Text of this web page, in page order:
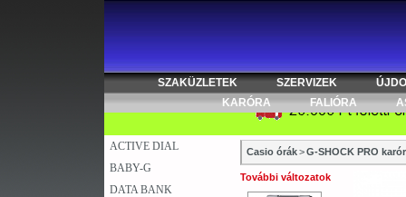
SZAKÜZLETEK SZERVIZEK
KARÓRA
FALIÓRA
ACTIVE DIAL
BABY-G
DATA BANK
Casio órák > G-SHOCK PRO
További változatok